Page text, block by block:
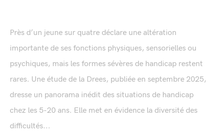
Près d’un jeune sur quatre déclare une altération
importante de ses fonctions physiques, sensorielles ou
psychiques, mais les formes sévères de handicap restent
rares. Une étude de la Drees, publiée en septembre 2025,
dresse un panorama inédit des situations de handicap
chez les 5-20 ans. Elle met en évidence la diversité des
difficultés...